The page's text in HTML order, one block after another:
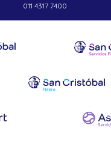
011 4317 7400